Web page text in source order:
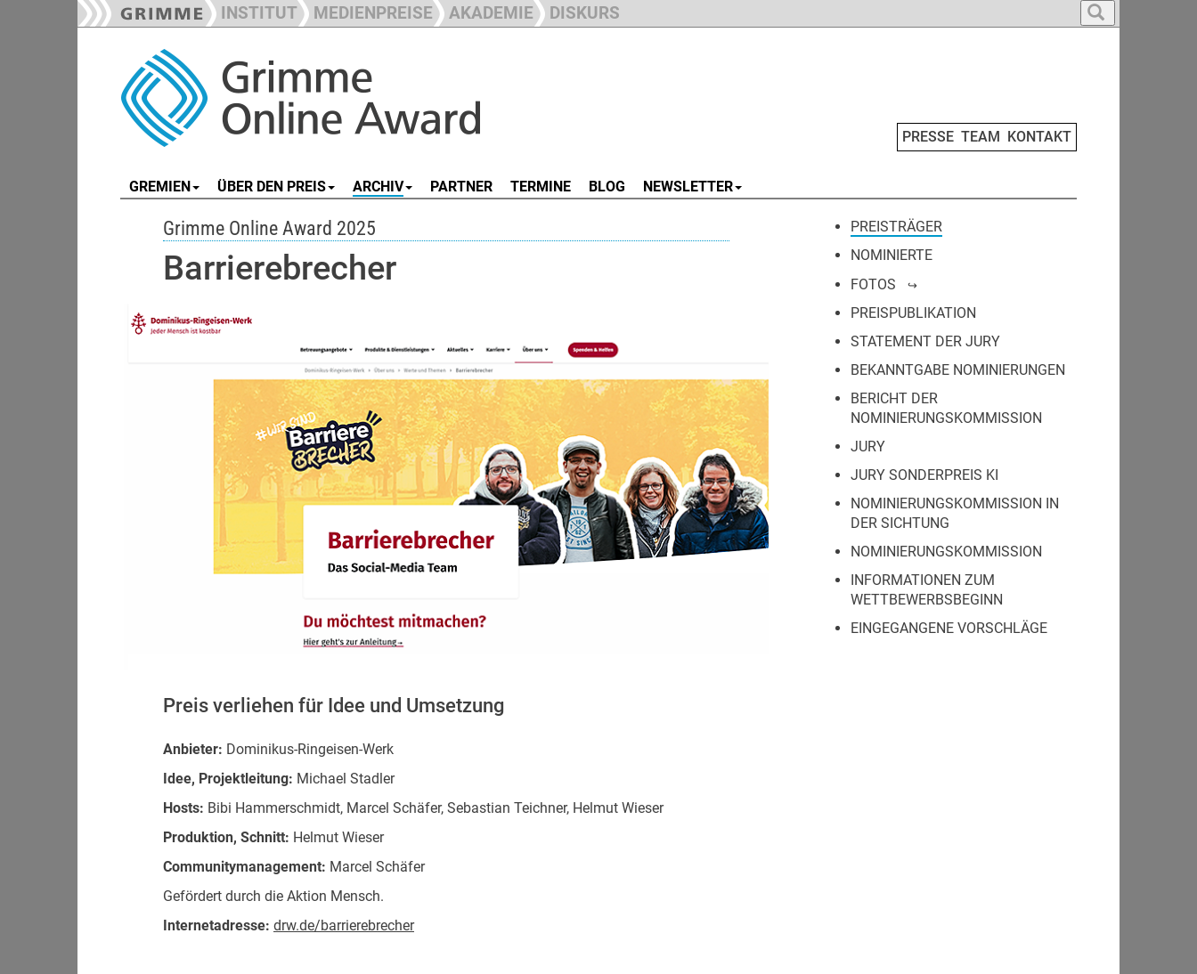
INSTITUT MEDIENPREISE AKADEMIE DISKURS
PRESSE TEAM KONTAKT
GREMIEN ÜBER DEN PREIS ARCHIV PARTNER TERMINE BLOG NEWSLETTER
Grimme Online Award 2025
Barrierebrecher
Preis verliehen für Idee und Umsetzung
Anbieter: Dominikus-Ringeisen-Werk
Idee, Projektleitung: Michael Stadler
Hosts: Bibi Hammerschmidt, Marcel Schäfer, Sebastian Teichner, Helmut Wieser
Produktion, Schnitt: Helmut Wieser
Communitymanagement: Marcel Schäfer
Gefördert durch die Aktion Mensch.
Internetadresse: drw.de/barrierebrecher
PREISTRÄGER
NOMINIERTE
FOTOS
PREISPUBLIKATION
STATEMENT DER JURY
BEKANNTGABE NOMINIERUNGEN
BERICHT DER
NOMINIERUNGSKOMMISSION
JURY
JURY SONDERPREIS KI
NOMINIERUNGSKOMMISSION IN
DER SICHTUNG
NOMINIERUNGSKOMMISSION
INFORMATIONEN ZUM
WETTBEWERBSBEGINN
EINGEGANGENE VORSCHLÄGE